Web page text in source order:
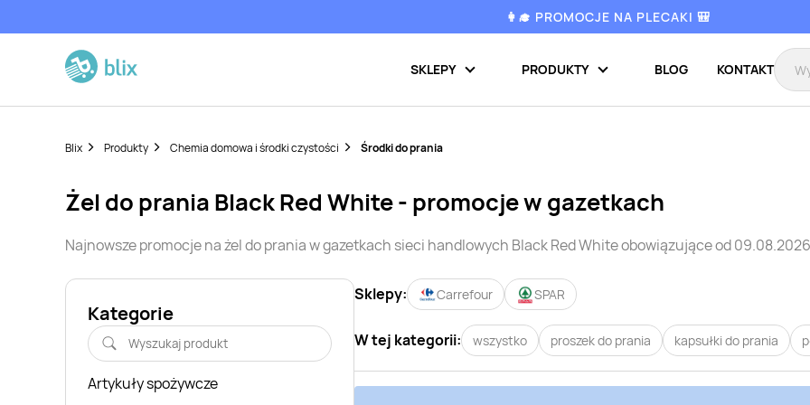
👩‍🎓 PROMOCJE NA PLECAKI 🎒
SKLEPY PRODUKTY BLOG KONTAKT
Blix Produkty Chemia domowa i środki czystości Środki do prania
żel do prania Black Red White- promocje w gazetkach
Najnowsze promocje nażel do praniaw gazetkach sieci handlowych Black Red Whiteobowiązujące od
Kategorie
Artykuły spożywcze
Sklepy: Carrefour SPAR
W tej kategorii: wszystko proszek do prania kapsułki do prania